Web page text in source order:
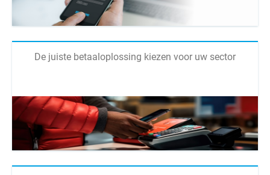
De juiste betaaloplossing kiezen voor uw sector